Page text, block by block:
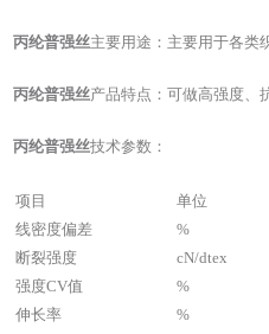
丙纶普强丝主要用途：主要用于各类
丙纶普强丝产品特点：可做高强度、
丙纶普强丝技术参数：
项目 单位
线密度偏差
%
断裂强度
cN/dtex
强度CV值
%
伸长率
%